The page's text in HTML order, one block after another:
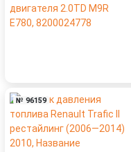
№ 96159